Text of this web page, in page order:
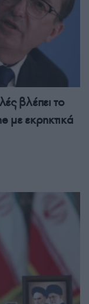
βλέπει το
με εκρηκτικά